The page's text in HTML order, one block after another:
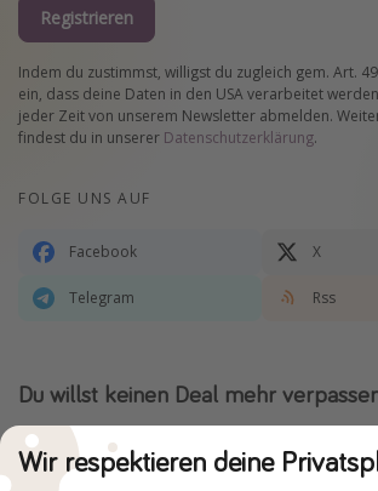
Registrieren
Indem du zustimmst, willigst du zugleich gem. Art. 49
ein, dass deine Daten in den USA verarbeitet
jeder Zeit von unserem Newsletter abmelden.
findest du in unserer Datenschutzerklärung.
FOLGE UNS AUF
Facebook X
Telegram Rss
Du willst keinen Deal mehr
Dann lade unsere App herunter.
Wir respektieren deine